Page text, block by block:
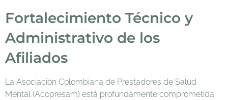
Fortalecimiento Técnico y
Administrativo de los
Afiliados
La Asociación Colombiana de Prestadores de Salud
Mental (Acopresam) está profundamente comprometida